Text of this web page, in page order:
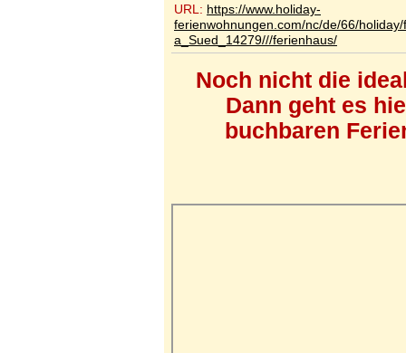
URL: https://www.holiday-
ferienwohnungen.com/nc/de/66/
a_Sued_14279///ferienhaus/
Noch nicht die
Dann geht es
buchbaren